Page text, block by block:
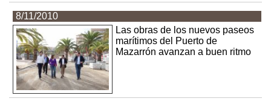
8/11/2010
Las obras de los nuevos paseos
marítimos del Puerto de
Mazarrón avanzan a buen ritmo